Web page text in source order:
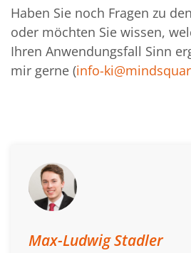
Haben Sie noch Fragen zu
oder möchten Sie wissen,
Ihren Anwendungsfall Sinn
mir gerne (info-
Max-Ludwig Stadler